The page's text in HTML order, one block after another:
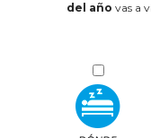
del año vas a